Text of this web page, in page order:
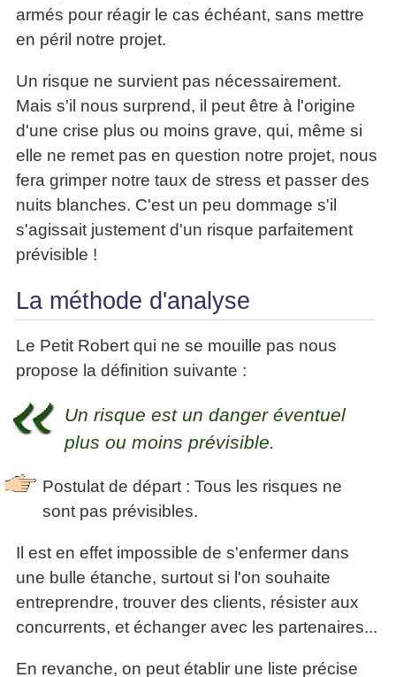
armés pour réagir le cas échéant, sans mettre
en péril notre projet.
Un risque ne survient pas nécessairement.
Mais s'il nous surprend, il peut être à l'origine
d'une crise plus ou moins grave, qui, même si
elle ne remet pas en question notre projet, nous
fera grimper notre taux de stress et passer des
nuits blanches. C'est un peu dommage s'il
s'agissait justement d'un risque parfaitement
prévisible !
La méthode d'analyse
Le Petit Robert qui ne se mouille pas nous
propose la définition suivante :
Un risque est un danger éventuel
plus ou moins prévisible.
Postulat de départ : Tous les risques ne
sont pas prévisibles.
Il est en effet impossible de s'enfermer dans
une bulle étanche, surtout si l'on souhaite
entreprendre, trouver des clients, résister aux
concurrents, et échanger avec les partenaires...
En revanche, on peut établir une liste précise